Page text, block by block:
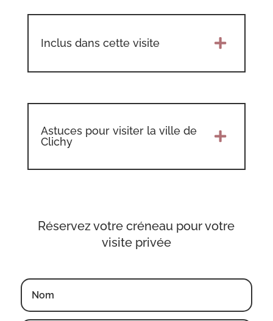
Inclus dans cette visite 
Astuces pour visiter la ville de
Clichy

Réservez votre créneau pour votre
visite privée